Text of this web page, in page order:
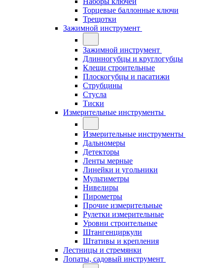
Торцевые баллонные ключи
Трещотки
Зажимной инструмент
Зажимной инструмент
Длинногубцы и круглогубцы
Клещи строительные
Плоскогубцы и пасатижи
Струбцины
Стусла
Тиски
Измерительные инструменты
Измерительные инструменты
Дальномеры
Детекторы
Ленты мерные
Линейки и угольники
Мультиметры
Нивелиры
Пирометры
Прочие измерительные
Рулетки измерительные
Уровни строительные
Штангенциркули
Штативы и крепления
Лестницы и стремянки
Лопаты, садовый инструмент